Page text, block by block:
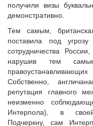
получили визы
демонстративно.
Тем самым,
поставила под
сотрудничества
нарушив тем
Собственно,
репутация главного
неизменно
Интерпола), в своей
Подчеркну, сам